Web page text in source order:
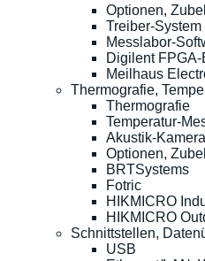
Optionen,
Treiber-System
Messlabor-
Digilent
Meilhaus
Thermografie,
Thermografie
Temperatur-
Akustik-
Optionen,
BRTSystems
Fotric
HIKMICRO
HIKMICRO
Schnittstellen,
USB